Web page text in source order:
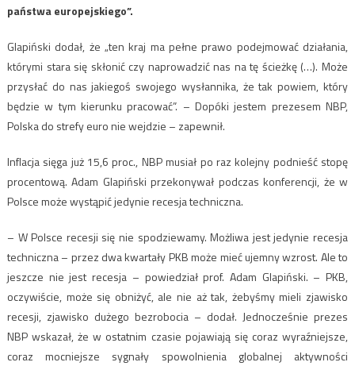
państwa europejskiego”.
Glapiński dodał, że „ten kraj ma pełne prawo podejmować działania,
którymi stara się skłonić czy naprowadzić nas na tę ścieżkę (…). Może
przysłać do nas jakiegoś swojego wysłannika, że tak powiem, który
będzie w tym kierunku pracować”. – Dopóki jestem prezesem NBP,
Polska do strefy euro nie wejdzie – zapewnił.
Inflacja sięga już 15,6 proc., NBP musiał po raz kolejny podnieść stopę
procentową. Adam Glapiński przekonywał podczas konferencji, że w
Polsce może wystąpić jedynie recesja techniczna.
– W Polsce recesji się nie spodziewamy. Możliwa jest jedynie recesja
techniczna – przez dwa kwartały PKB może mieć ujemny wzrost. Ale to
jeszcze nie jest recesja – powiedział prof. Adam Glapiński. – PKB,
oczywiście, może się obniżyć, ale nie aż tak, żebyśmy mieli zjawisko
recesji, zjawisko dużego bezrobocia – dodał. Jednocześnie prezes
NBP wskazał, że w ostatnim czasie pojawiają się coraz wyraźniejsze,
coraz mocniejsze sygnały spowolnienia globalnej aktywności